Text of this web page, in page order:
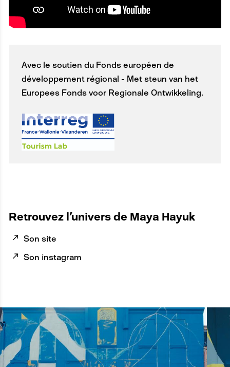
Avec le soutien du Fonds européen de
développement régional - Met steun van het
Europees Fonds voor Regionale Ontwikkeling.
A
C
R
Retrouvez l'univers de Maya Hayuk
Son site
Son instagram